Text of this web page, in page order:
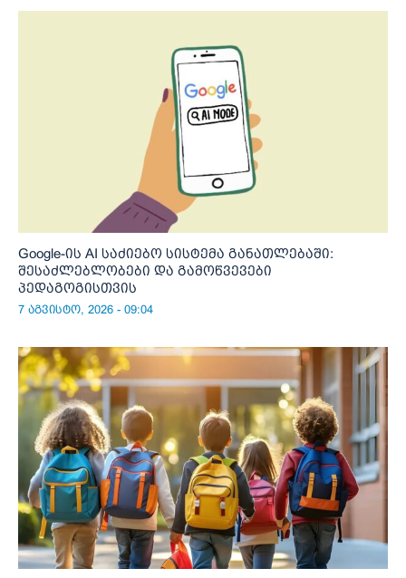
Google-ის AI საძიებო სისტემა განათლებაში:
შესაძლებლობები და გამოწვევები
პედაგოგისთვის
7 აგვისტო, 2026 - 09:04